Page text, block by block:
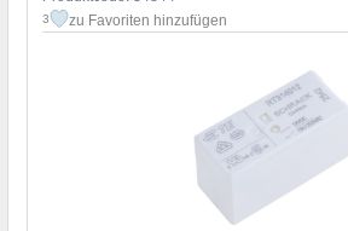
3 zu Favoriten hinzufügen